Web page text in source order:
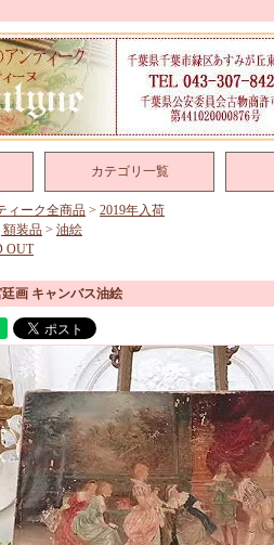
カテゴリ一覧
ィーク全商品 > 2019年入荷
額装品 > 油絵
OUT
画 キャンバス油絵